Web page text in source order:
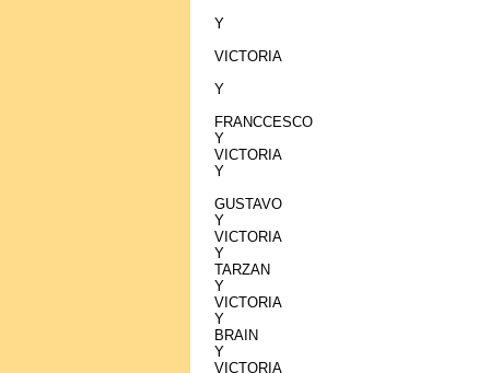
Y
VICTORIA
Y
FRANCCESCO
Y
VICTORIA
Y
GUSTAVO
Y
VICTORIA
Y
TARZAN
Y
VICTORIA
Y
BRAIN
Y
VICTORIA